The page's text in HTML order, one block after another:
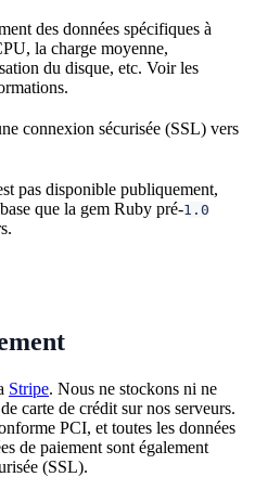
des données spécifiques à
la charge moyenne,
du disque, etc. Voir les
connexion sécurisée (SSL) vers
pas disponible publiquement,
que la gem Ruby pré-1.0
Stripe. Nous ne stockons ni ne
carte de crédit sur nos serveurs.
PCI, et toutes les données
de paiement sont également
(SSL).